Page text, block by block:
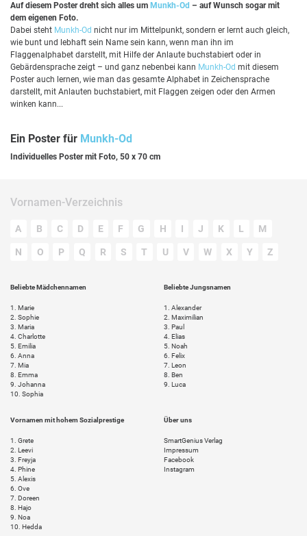
Auf diesem Poster dreht sich alles um Munkh-Od – auf Wunsch sogar mit
dem eigenen Foto.
Dabei steht Munkh-Od nicht nur im Mittelpunkt, sondern er lernt auch gleich,
wie bunt und lebhaft sein Name sein kann, wenn man ihn im
Flaggenalphabet darstellt, mit Hilfe der Anlaute buchstabiert oder in
Gebärdensprache zeigt – und ganz nebenbei kann Munkh-Od mit diesem
Poster auch lernen, wie man das gesamte Alphabet in Zeichensprache
darstellt, mit Anlauten buchstabiert, mit Flaggen zeigen oder den Armen
winken kann...
Ein Poster für Munkh-Od
Individuelles Poster mit Foto, 50 x 70 cm
Vornamen-Verzeichnis
A B C D E F G H I J K L M
N O P Q R S T U V W X Y Z
Beliebte Mädchennamen
1. Marie
2. Sophie
3. Maria
4. Charlotte
5. Emilia
6. Anna
7. Mia
8. Emma
9. Johanna
10. Sophia
Beliebte Jungsnamen
1. Alexander
2. Maximilian
3. Paul
4. Elias
5. Noah
6. Felix
7. Leon
8. Ben
9. Luca
Vornamen mit hohem Sozialprestige
1. Grete
2. Leevi
3. Freyja
4. Phine
5. Alexis
6. Ove
7. Doreen
8. Hajo
9. Noa
10. Hedda
Über uns
SmartGenius Verlag
Impressum
Facebook
Instagram